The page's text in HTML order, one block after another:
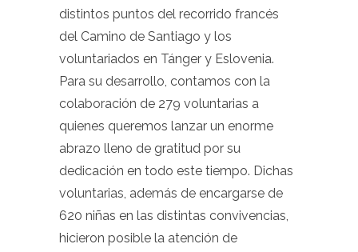
distintos puntos del recorrido francés
del Camino de Santiago y los
voluntariados en Tánger y Eslovenia.
Para su desarrollo, contamos con la
colaboración de 279 voluntarias a
quienes queremos lanzar un enorme
abrazo lleno de gratitud por su
dedicación en todo este tiempo. Dichas
voluntarias, además de encargarse de
620 niñas en las distintas convivencias,
hicieron posible la atención de